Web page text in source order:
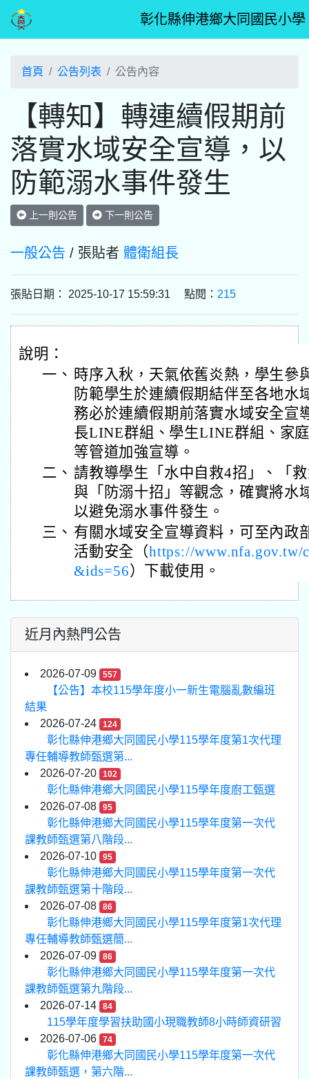
彰化縣伸港鄉大同國民小學
首頁 公告列表 公告內容
【轉知】轉連續假期前
落實水域安全宣導，以
防範溺水事件發生
上一則公告 下一則公告
一般公告 / 張貼者 體衛組長
張貼日期： 2025-10-17 15:59:31 點閱： 215
說明：
一、 時序入秋，天氣依舊炎熱，學生參
防範學生於連續假期結伴至各地水
務必於連續假期前落實水域安全宣
長LINE群組、學生LINE群組、家
等管道加強宣導。
二、 請教導學生「水中自救4招」、「
與「防溺十招」等觀念，確實將水
以避免溺水事件發生。
三、 有關水域安全宣導資料，可至內政
活動安全（https://www.nfa.gov.tw/
&ids=56）下載使用。
近月內熱門公告
2026-07-09 557
【公告】本校115學年度小一新生電腦亂數編班
結果
2026-07-24
124
彰化縣伸港鄉大同國民小學115學年度第1次代理
專任輔導教師甄選第...
2026-07-20
102
彰化縣伸港鄉大同國民小學115學年度廚工甄選
2026-07-08
95
彰化縣伸港鄉大同國民小學115學年度第一次代
課教師甄選第八階段...
2026-07-10
95
彰化縣伸港鄉大同國民小學115學年度第一次代
課教師甄選第十階段...
2026-07-08
86
彰化縣伸港鄉大同國民小學115學年度第1次代理
專任輔導教師甄選簡...
2026-07-09
86
彰化縣伸港鄉大同國民小學115學年度第一次代
課教師甄選第九階段...
2026-07-14
84
115學年度學習扶助國小現職教師8小時師資研習
2026-07-06
74
彰化縣伸港鄉大同國民小學115學年度第一次代
課教師甄選，第六階...